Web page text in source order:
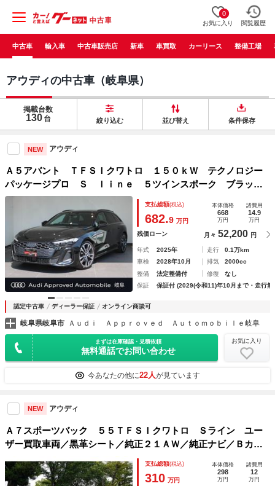
0
お気に入り 閲覧履歴
中古車 輸入車 中古車販売店 新車 車買取 カーリース 整備工場
アウディの中古車（岐阜県）
掲載台数
130 台 絞り込む 並び替え 条件保存
NEW アウディ
Ａ５アバント ＴＦＳＩクワトロ １５０ｋＷ テクノロジー
パッケージプロ Ｓ ｌｉｎｅ ５ツインスポーク ブラック
メタリック２０ＡＷ ライティングパッケージ ロールアップ
サンシェード
支払総額(税込)
682.9 万円
本体価格
668
万円
諸費用
14.9
万円
残価ローン 月々 52,200 円
年式 2025年 走行
0.1万km
車検
2028年10月 排気
2000cc
整備
法定整備付 修復
なし
保証
保証付 (2029(令和11)年10月まで・走行無
認定中古車 ディーラー保証 オンライン商談可
岐阜県岐阜市 Ａｕｄｉ Ａｐｐｒｏｖｅｄ Ａｕｔｏｍｏｂｉｌｅ岐阜
まずは在庫確認・見積依頼
無料通話でお問い合わせ
お気に入り
今あなたの他に22人が見ています
NEW アウディ
Ａ７スポーツバック ５５ＴＦＳＩクワトロ Ｓライン ユー
ザー買取車両／黒革シート／純正２１ＡＷ／純正ナビ／Ｂカメ
ラ／Ｂｌｕｅｔｏｏｔｈ／ＥＴＣ／純正ドライブレコーダー前
後／マトリックスＬＥＤヘッド／
支払総額(税込)
310 万円
本体価格
298
万円
諸費用
12
万円